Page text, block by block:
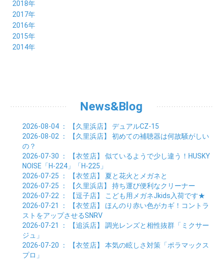
05月 (21)
04月 (19)
03月 (19)
02月 (19)
01月 (21)
06月 (22)
05月 (18)
04月 (26)
03月 (23)
02月 (29)
07月 (26)
06月 (25)
05月 (28)
04月 (26)
03月 (30)
08月 (18)
07月 (21)
06月 (23)
05月 (25)
04月 (20)
09月 (24)
08月 (35)
07月 (17)
06月 (25)
05月 (31)
10月 (24)
09月 (29)
08月 (26)
07月 (25)
06月 (21)
12月 (26)
11月 (21)
10月 (26)
09月 (26)
08月 (31)
07月 (22)
2018年
12月 (22)
11月 (28)
10月 (23)
09月 (27)
08月 (24)
01月 (24)
2017年
12月 (20)
11月 (22)
10月 (21)
02月 (20)
01月 (23)
2016年
12月 (26)
11月 (21)
03月 (25)
02月 (30)
01月 (33)
2015年
12月 (36)
06月 (15)
04月 (9)
03月 (7)
02月 (7)
01月 (9)
2014年
News&Blog
2026-08-04 ： 【久里浜店】 デュアルCZ-15
2026-08-02 ： 【久里浜店】 初めての補聴器は何故騒がしい
の？
2026-07-30 ： 【衣笠店】 似ているようで少し違う！HUSKY
NOISE「H-224」「H-225」
2026-07-25 ： 【衣笠店】 夏と花火とメガネと
2026-07-25 ： 【久里浜店】 持ち運び便利なクリーナー
2026-07-22 ： 【逗子店】
こども用メガネJkids入荷です★
2026-07-21
： 【衣笠店】 ほんのり赤い色がカギ！コントラ
ストをアップさせるSNRV
2026-07-21
： 【追浜店】 調光レンズと相性抜群「ミクサー
ジュ」
2026-07-20 ： 【衣笠店】 本気の眩しさ対策「ポラマックス
プロ」